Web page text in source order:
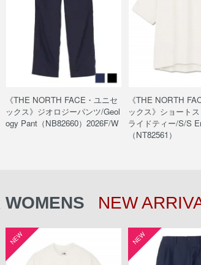
《THE NORTH FACE・ユニセ
ックス》ジオロジーパンツ/Geol
ogy Pant（NB82660）2026F/W
《THE NORTH
ックス》ショート
ライドティー/S/S
（NT82561）
WOMENS NEW
NEW NEW